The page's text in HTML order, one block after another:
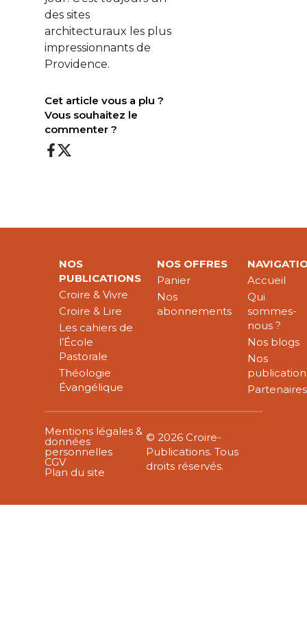
des sites
architecturaux les plus
impressionnants de
Providence.
Cet article vous a plu ?
Vous souhaitez le
commenter ?
NOS
PUBLICATIONS
Croire & Vivre
Croire & Lire
Les cahiers de
l’École
Pastorale
Théologie
Évangélique
NOS OFFRES
Panier
Nos
abonnements
Accueil
Qui
sommes-
nous ?
Nos blogs
Nos
Partenaires
Mentions légales &
données
personnelles
CGV
Plan du site
© 2026 Croire-
Publications. Tous
droits réservés.